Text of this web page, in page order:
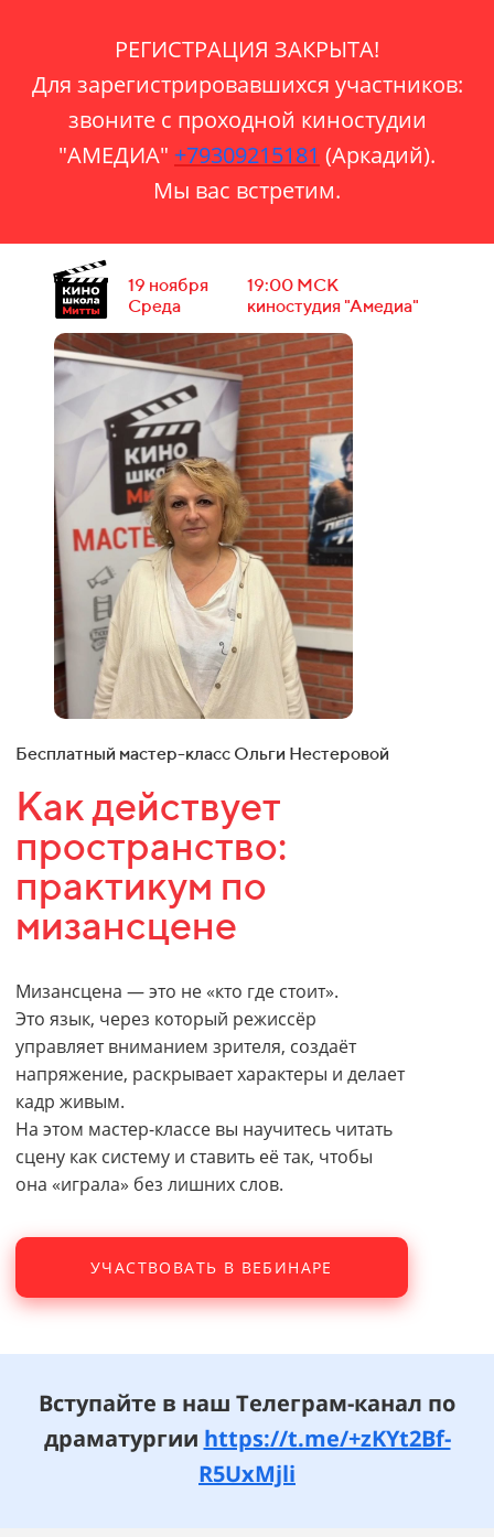
РЕГИСТРАЦИЯ ЗАКРЫТА!
Для зарегистрировавшихся участников:
звоните с проходной киностудии
"АМЕДИА" +79309215181‬ (Аркадий).
Мы вас встретим.
19 ноября
Среда
19:00 МСК
киностудия "Амедиа"
Бесплатный мастер-класс Ольги Нестеровой
Как действует
пространство:
практикум по
мизансцене
Мизансцена — это не «кто где стоит».
Это язык, через который режиссёр
управляет вниманием зрителя, создаёт
напряжение, раскрывает характеры и делает
кадр живым.
На этом мастер-классе вы научитесь читать
сцену как систему и ставить её так, чтобы
она «играла» без лишних слов.
УЧАСТВОВАТЬ В ВЕБИНАРЕ
Вступайте в наш Телеграм-канал по
драматургии https://t.me/+zKYt2Bf-
R5UxMjli